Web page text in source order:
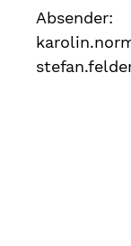
Absender: